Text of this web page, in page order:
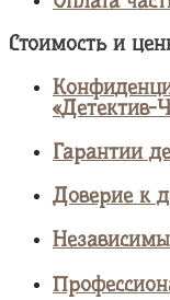
Стоимость и
Гарантии
Доверие к